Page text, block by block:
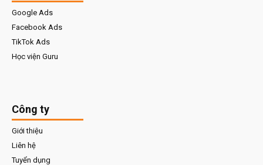
Google Ads
Facebook Ads
TikTok Ads
Học viện Guru
Công ty
Giới thiệu
Liên hệ
Tuyển dụng